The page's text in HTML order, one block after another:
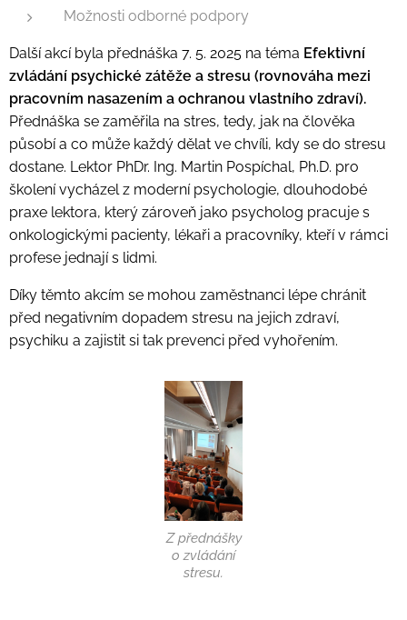
Možnosti odborné podpory
Další akcí byla přednáška 7. 5. 2025 na téma Efektivní
zvládání psychické zátěže a stresu (rovnováha mezi
pracovním nasazením a ochranou vlastního zdraví).
Přednáška se zaměřila na stres, tedy, jak na člověka
působí a co může každý dělat ve chvíli, kdy se do stresu
dostane. Lektor PhDr. Ing. Martin Pospíchal, Ph.D. pro
školení vycházel z moderní psychologie, dlouhodobé
praxe lektora, který zároveň jako psycholog pracuje s
onkologickými pacienty, lékaři a pracovníky, kteří v rámci
profese jednají s lidmi.
Díky těmto akcím se mohou zaměstnanci lépe chránit
před negativním dopadem stresu na jejich zdraví,
psychiku a zajistit si tak prevenci před vyhořením.
Z přednášky
o zvládání
stresu.